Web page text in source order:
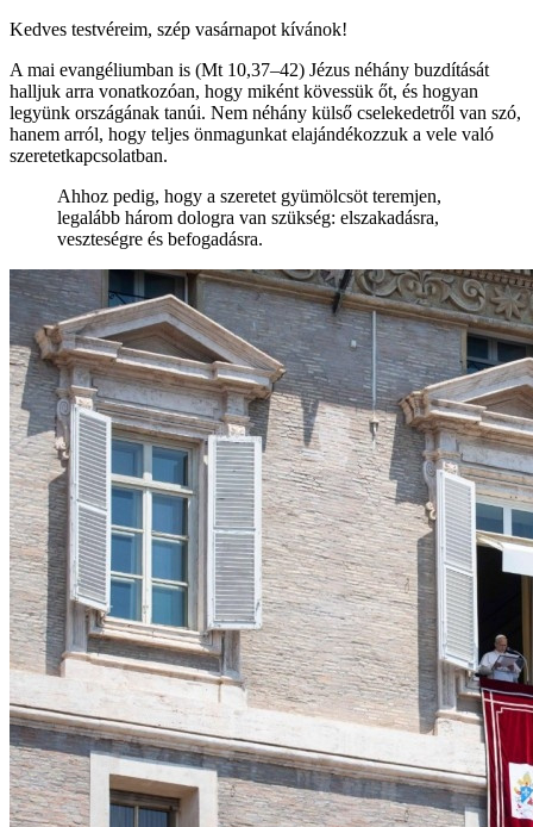
Kedves testvéreim, szép vasárnapot kívánok!
A mai evangéliumban is (Mt 10,37–42) Jézus néhány buzdítását
halljuk arra vonatkozóan, hogy miként kövessük őt, és hogyan
legyünk országának tanúi. Nem néhány külső cselekedetről van szó,
hanem arról, hogy teljes önmagunkat elajándékozzuk a vele való
szeretetkapcsolatban.
Ahhoz pedig, hogy a szeretet gyümölcsöt teremjen,
legalább három dologra van szükség: elszakadásra,
veszteségre és befogadásra.